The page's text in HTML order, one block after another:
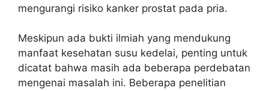
mengurangi risiko kanker prostat pada pria.
Meskipun ada bukti ilmiah yang mendukung
manfaat kesehatan susu kedelai, penting untuk
dicatat bahwa masih ada beberapa perdebatan
mengenai masalah ini. Beberapa penelitian